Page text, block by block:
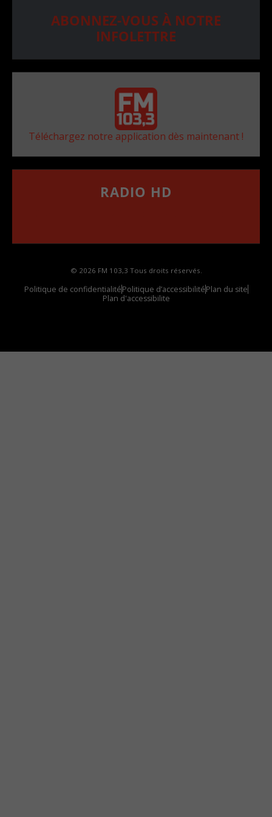
ABONNEZ-VOUS À NOTRE
INFOLETTRE
Téléchargez notre application dès maintenant !
RADIO HD
© 2026 FM 103,3 Tous droits réservés.
Politique de confidentialitéPolitique d’accessibilitéPlan du site
Plan d'accessibilite